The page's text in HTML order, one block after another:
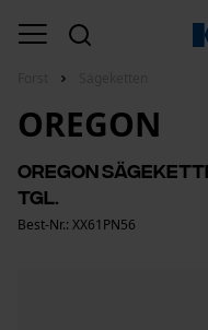
OREGON
Oregon Sägekette
Tgl.
Best-Nr.: XX61PN56